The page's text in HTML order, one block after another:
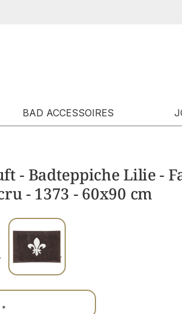
BAD ACCESSOIRES
- Badteppiche Lilie -
- 1373 - 60x90 cm
*